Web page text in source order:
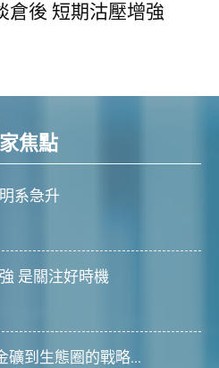
倉後 短期沽壓增強
焦點
系急升
是關注好時機
礦到生態圈的戰略...